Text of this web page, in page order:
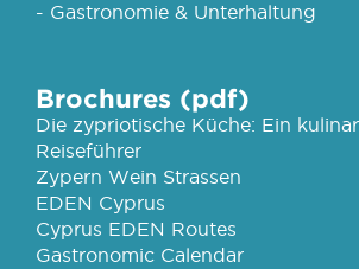
- Gastronomie & Unterhaltung
Brochures (pdf)
Die zypriotische Küche: Ein
Reiseführer
Zypern Wein Strassen
EDEN Cyprus
Cyprus EDEN Routes
Gastronomic Calendar